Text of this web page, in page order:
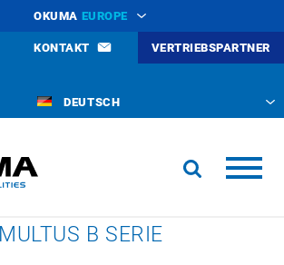
OKUMA EUROPE
KONTAKT VERTRIEBSPARTNER
DEUTSCH
MULTUS B SERIE